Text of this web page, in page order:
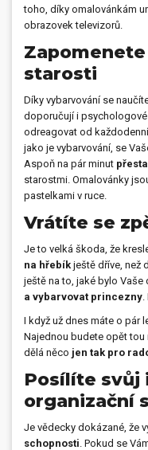
toho, díky omalovánkám
obrazovek televizorů.
starosti
Díky vybarvování se
doporučují i
odreagovat od
jako je vybarvování, se
Aspoň na pár minut
starostmi. Omalovánky
pastelkami v ruce.
Vrátíte se
Je to velká škoda, že
na hřebík ještě dříve, než
ještě na to, jaké bylo Vaše
a vybarvovat princezny
I když už dnes máte o pár
Najednou budete opět
dělá něco jen tak pro
Posílíte svůj
organizační
Je vědecky dokázané, že
schopnosti . Pokud se